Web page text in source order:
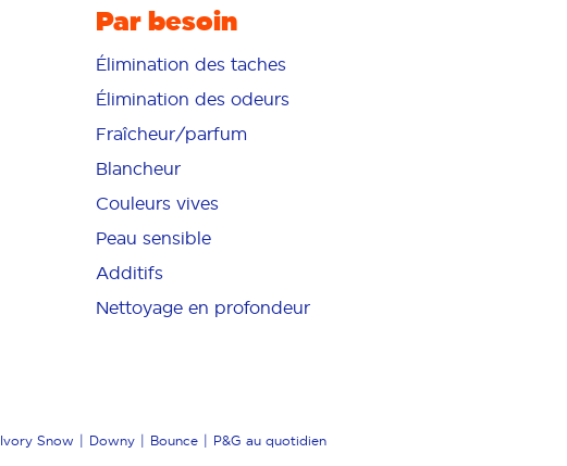
Par besoin
Élimination des taches
Élimination des odeurs
Fraîcheur/parfum
Blancheur
Couleurs vives
Peau sensible
Additifs
Nettoyage en profondeur
Ivory Snow Downy Bounce P&G au quotidien